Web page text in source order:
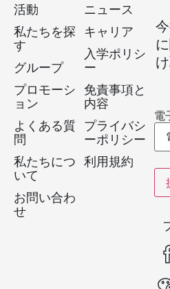
活動
私たちを探
す
グループ
プロモーシ
ョン
よくある質
問
私たちにつ
いて
お問い合わ
せ
ニュース
キャリア
入学ポリシ
ー
免責事項と
内容
プライバシ
ーポリシー
利用規約
電